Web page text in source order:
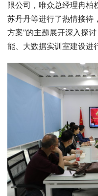
限公司，唯众总经理冉柏
苏丹丹等进行了热情接待
方案”的主题展开深入探
能、大数据实训室建设进